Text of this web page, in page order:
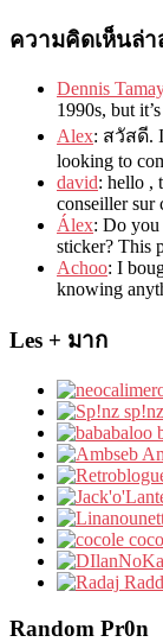
ความคิดเห็นล่า
Dennis
1990s, but
Alex: สวัสดี.
looking to
david: hello ,
conseiller sur
Álex: Do you
sticker? This
Achoo: I
knowing
Les + มาก
Random Pr0n